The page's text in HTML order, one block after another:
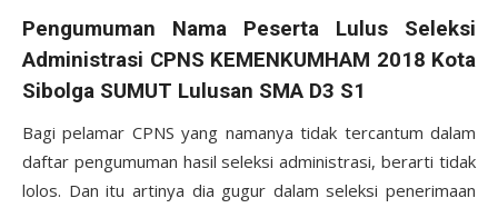
Pengumuman Nama Peserta Lulus Seleksi
Administrasi CPNS KEMENKUMHAM 2018 Kota
Sibolga SUMUT Lulusan SMA D3 S1
Bagi pelamar CPNS yang namanya tidak tercantum dalam
daftar pengumuman hasil seleksi administrasi, berarti tidak
lolos. Dan itu artinya dia gugur dalam seleksi penerimaan